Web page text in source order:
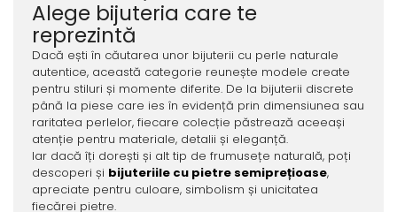
Alege bijuteria care te
reprezintă
Dacă ești în căutarea unor bijuterii cu perle naturale
autentice, această categorie reunește modele create
pentru stiluri și momente diferite. De la bijuterii discrete
până la piese care ies în evidență prin dimensiunea sau
raritatea perlelor, fiecare colecție păstrează aceeași
atenție pentru materiale, detalii și eleganță.
Iar dacă îți dorești și alt tip de frumusețe naturală, poți
descoperi și bijuteriile cu pietre semiprețioase,
apreciate pentru culoare, simbolism și unicitatea
fiecărei pietre.